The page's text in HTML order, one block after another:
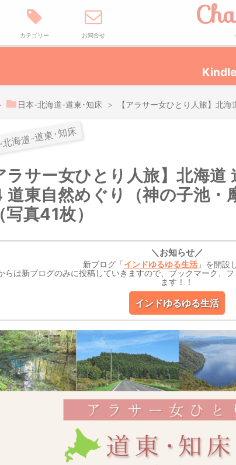
カテゴリー お問合せ
日本-北海道-道東･知床 > 【アラサー女ひとり人旅】北
ラサー女ひとり人旅】北海
道東自然めぐり（神の子池・
写真41枚）
海道-道東･知床
＼お知らせ／
新ブログ「インドゆるゆる生活 」を開設
らは新ブログのみに投稿していきますので、ブックマーク、
ます！！
インドゆるゆる生活